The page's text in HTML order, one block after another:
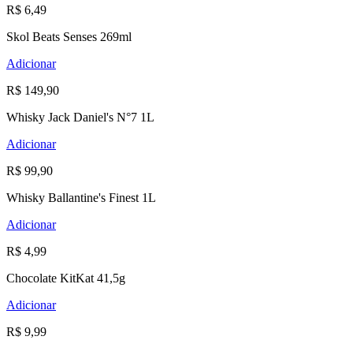
R$ 6,49
Skol Beats Senses 269ml
Adicionar
R$ 149,90
Whisky Jack Daniel's N°7 1L
Adicionar
R$ 99,90
Whisky Ballantine's Finest 1L
Adicionar
R$ 4,99
Chocolate KitKat 41,5g
Adicionar
R$ 9,99